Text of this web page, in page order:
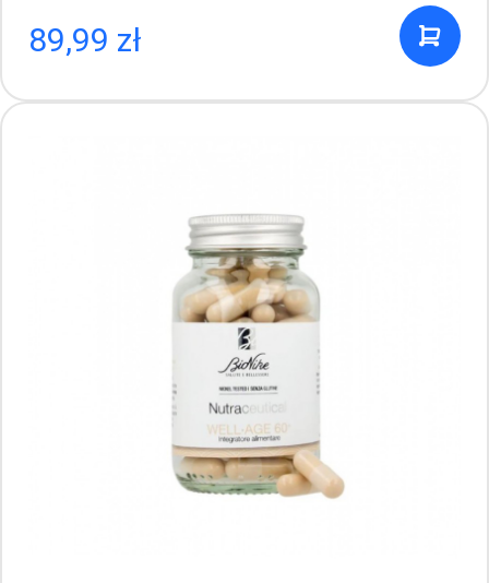
Bioxcin Beauty Booster – Suplement diety
na włosy, skórę i paznokcie z biotyną 60 tabl.
89,99 zł